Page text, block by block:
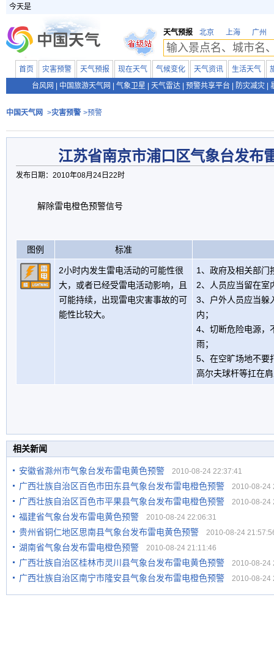
今天是
天气预报 北京 上海 广州
首页 灾害预警 天气预报 现在天气 气候变化 天气资讯 生活天气
台风网
中国旅游天气网 气象卫星 天气雷达 预警共享平台 防灾减灾
中国天气网 >灾害预警 >预警
江苏省南京市浦口区气象台发布
发布日期：2010年08月24日22时
解除雷电橙色预警信号
图例 标准
2小时内发生雷电活动的可能性很
大，或者已经受雷电活动影响，且
可能持续，出现雷电灾害事故的可
能性比较大。
1、政府及相关部门
2、人员应当留在室
3、户外人员应当躲
内；
4、切断危险电源，
雨；
5、在空旷场地不要
高尔夫球杆等扛在
相关新闻
安徽省滁州市气象台发布雷电黄色预警 2010-08-24 22:37:41
广西壮族自治区百色市田东县气象台发布雷电橙色预警 2010-08-24
广西壮族自治区百色市平果县气象台发布雷电橙色预警 2010-08-24
福建省气象台发布雷电黄色预警 2010-08-24 22:06:31
贵州省铜仁地区思南县气象台发布雷电黄色预警 2010-08-24
湖南省气象台发布雷电橙色预警 2010-08-24 21:11:46
广西壮族自治区桂林市灵川县气象台发布雷电黄色预警 2010-08-24
广西壮族自治区南宁市隆安县气象台发布雷电橙色预警 2010-08-24